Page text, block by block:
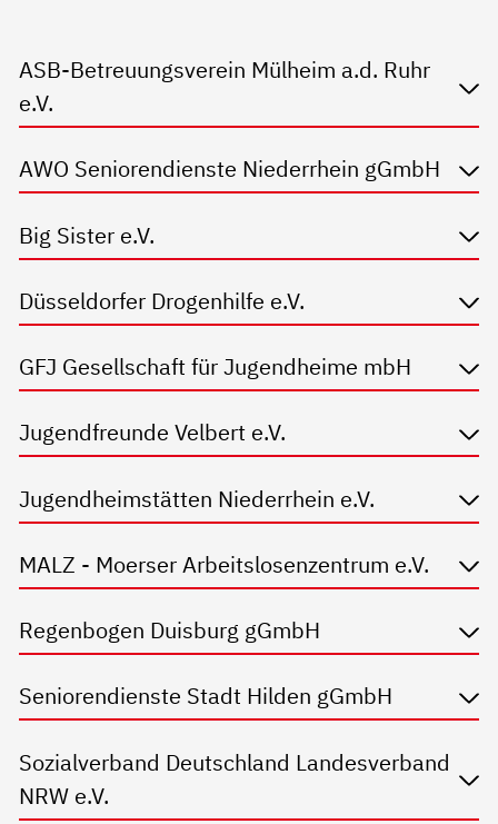
ASB-Betreuungsverein Mülheim a.d. Ruhr
e.V.
AWO Seniorendienste Niederrhein gGmbH
Big Sister e.V.
Düsseldorfer Drogenhilfe e.V.
GFJ Gesellschaft für Jugendheime mbH
Jugendfreunde Velbert e.V.
Jugendheimstätten Niederrhein e.V.
MALZ - Moerser Arbeitslosenzentrum e.V.
Regenbogen Duisburg gGmbH
Seniorendienste Stadt Hilden gGmbH
Sozialverband Deutschland Landesverband
NRW e.V.